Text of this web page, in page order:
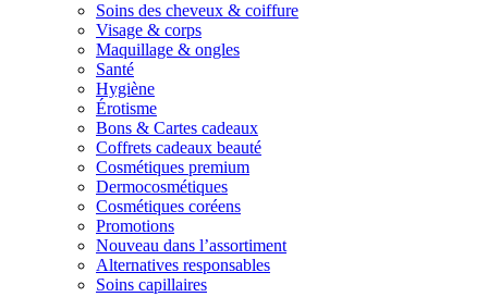
Soins des cheveux & coiffure
Visage & corps
Maquillage & ongles
Santé
Hygiène
Érotisme
Bons & Cartes cadeaux
Coffrets cadeaux beauté
Cosmétiques premium
Dermocosmétiques
Cosmétiques coréens
Promotions
Nouveau dans l’assortiment
Alternatives responsables
Soins capillaires